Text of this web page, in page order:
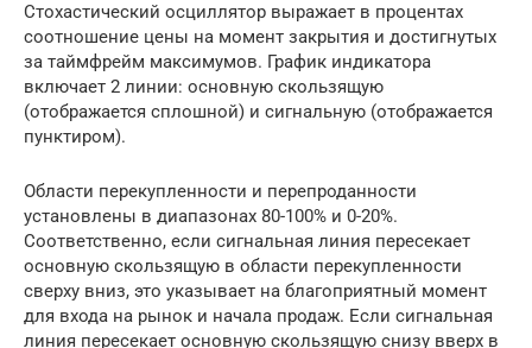
Стохастический осциллятор выражает в процентах
соотношение цены на момент закрытия и достигнутых
за таймфрейм максимумов. График индикатора
включает 2 линии: основную скользящую
(отображается сплошной) и сигнальную (отображается
пунктиром).
Области перекупленности и перепроданности
установлены в диапазонах 80-100% и 0-20%.
Соответственно, если сигнальная линия пересекает
основную скользящую в области перекупленности
сверху вниз, это указывает на благоприятный момент
для входа на рынок и начала продаж. Если сигнальная
линия пересекает основную скользящую снизу вверх в